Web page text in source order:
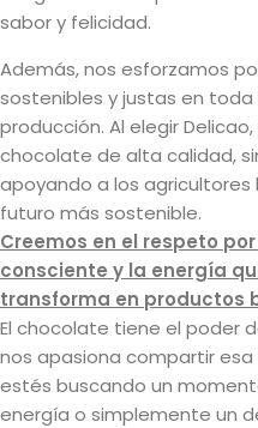
sabor y felicidad.
Además, nos esforzamos
sostenibles y justas en
producción. Al elegir
chocolate de alta calidad,
apoyando a los
futuro más sostenible.
Creemos en el respeto
consciente y la energía
transforma en productos
El chocolate tiene el poder
nos apasiona compartir
estés buscando un
energía o simplemente un